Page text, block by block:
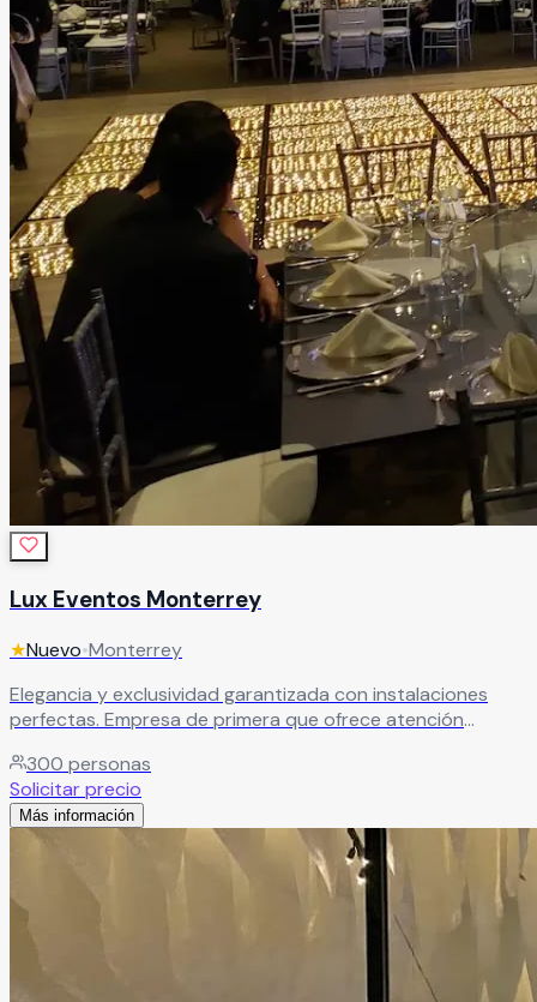
Lux Eventos Monterrey
★Nuevo•Monterrey
Elegancia y exclusividad garantizada con instalaciones
perfectas. Empresa de primera que ofrece atención
más especial.Leer más
300 personas
Solicitar precio
Más información